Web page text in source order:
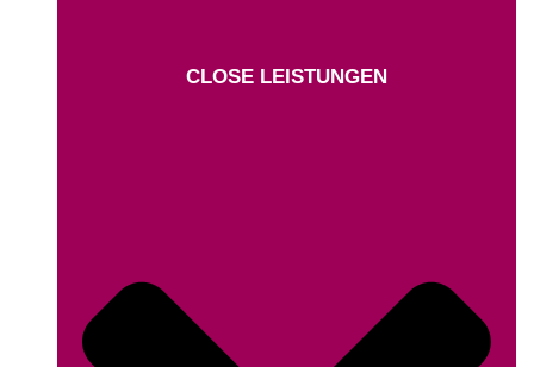
CLOSE LEISTUNGEN